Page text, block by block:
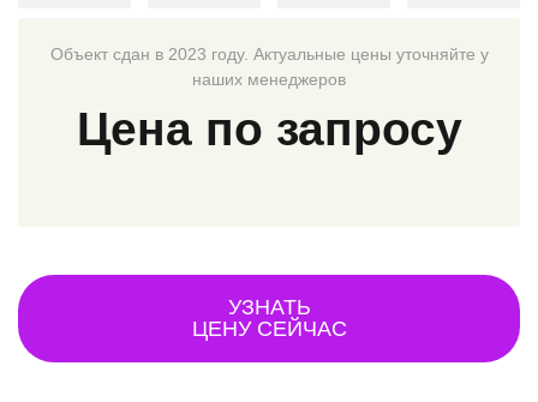
Объект сдан в 2023 году. Актуальные цены уточняйте у
наших менеджеров
Цена по запросу
УЗНАТЬ
ЦЕНУ СЕЙЧАС